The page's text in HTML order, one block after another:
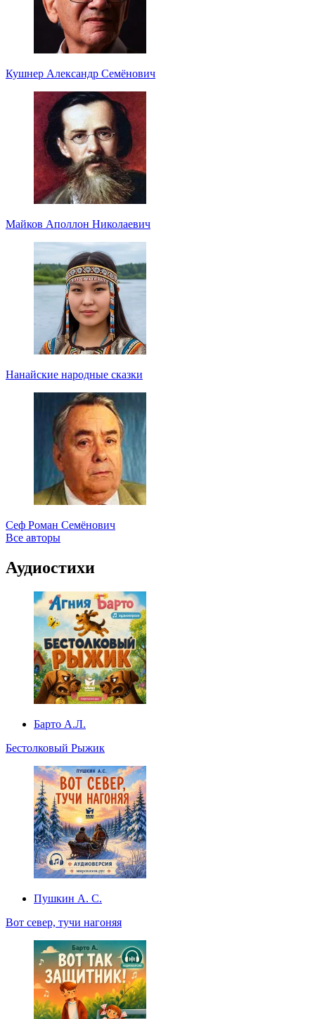
Кушнер Александр Семёнович
Майков Аполлон Николаевич
Нанайские народные сказки
Сеф Роман Семёнович
Все авторы
Аудиостихи
Барто А.Л.
Бестолковый Рыжик
Пушкин А. С.
Вот север, тучи нагоняя